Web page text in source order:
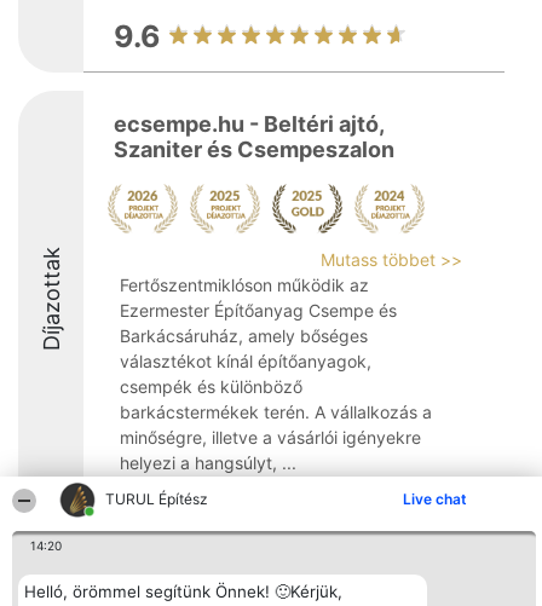
TURUL Építész Live chat
14:20
Helló, örömmel segítünk Önnek! 🙂Kérjük,
9.6
Díjazottak
ecsempe.hu - Beltéri ajtó,
Szaniter és Csempeszalon
Mutass többet >>
Fertőszentmiklóson működik az
Ezermester Építőanyag Csempe és
Barkácsáruház, amely bőséges
választékot kínál építőanyagok,
csempék és különböző
barkácstermékek terén. A vállalkozás a
minőségre, illetve a vásárlói igényekre
helyezi a hangsúlyt, ...
9.9
Rangsorszervező Népszavazás